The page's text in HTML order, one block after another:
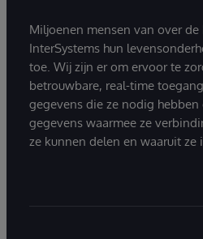
Miljoenen mensen van over
InterSystems hun
toe. Wij zijn er om ervoor te
betrouwbare, real-time
gegevens die ze nodig
gegevens waarmee ze
ze kunnen delen en waaruit ze